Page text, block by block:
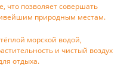
что позволяет совершать
природным местам.
морской водой,
и чистый воздух
отдыха.